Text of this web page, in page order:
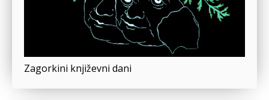
Zagorkini književni dani